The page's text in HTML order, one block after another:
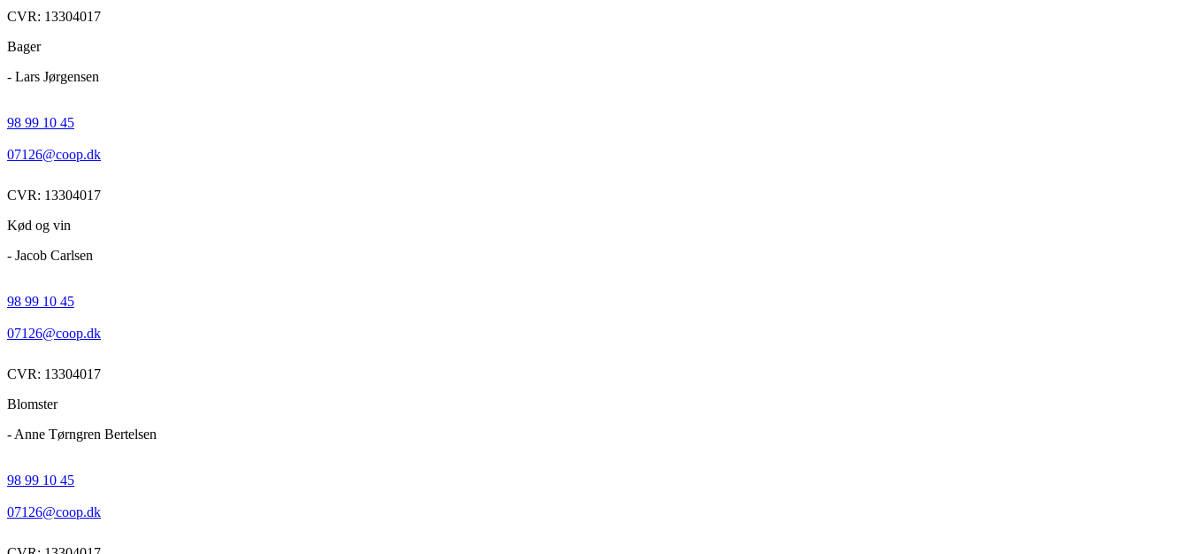
CVR: 13304017
Bager
- Lars Jørgensen
98 99 10 45
07126@coop.dk
CVR: 13304017
Kød og vin
- Jacob Carlsen
98 99 10 45
07126@coop.dk
CVR: 13304017
Blomster
- Anne Tørngren Bertelsen
98 99 10 45
07126@coop.dk